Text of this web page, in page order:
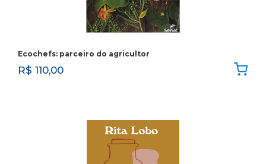
Ecochefs: parceiro do agricultor
R$ 110,00